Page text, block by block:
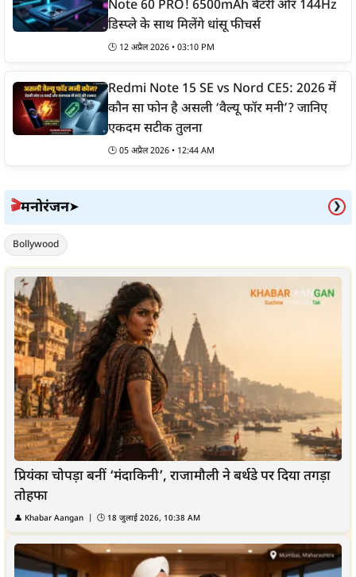
Note 60 PRO! 6500mAh बैटरी और 144Hz
डिस्प्ले के साथ मिलेंगे धांसू फीचर्स
🕒 12 अप्रैल 2026 • 03:10 PM
Redmi Note 15 SE vs Nord CE5: 2026 में
कौन सा फोन है असली ‘वैल्यू फॉर मनी’? जानिए
एकदम सटीक तुलना
🕒 05 अप्रैल 2026 • 12:44 AM
🎬मनोरंजन➤ ❯
Bollywood
प्रियंका चोपड़ा बनीं ‘मंदाकिनी’, राजामौली ने बर्थडे पर दिया तगड़ा
तोहफा
👤 Khabar Aangan | 🕒 18 जुलाई 2026, 10:38 AM